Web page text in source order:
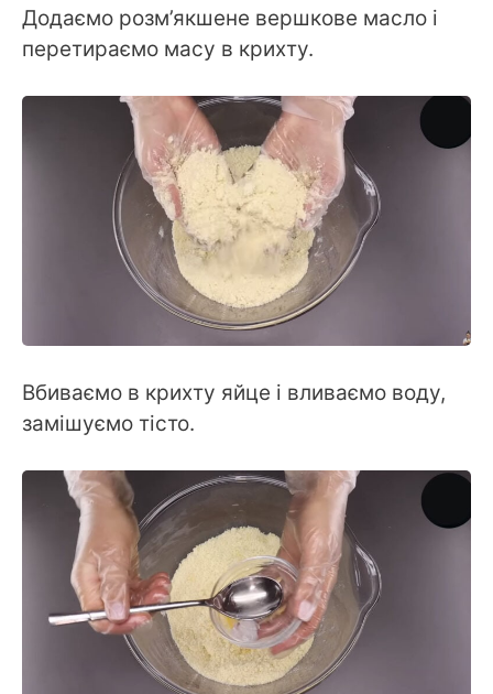
Додаємо розм’якшене вершкове масло і
перетираємо масу в крихту.
Вбиваємо в крихту яйце і вливаємо воду,
замішуємо тісто.